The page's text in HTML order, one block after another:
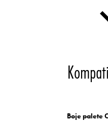
Boje palete